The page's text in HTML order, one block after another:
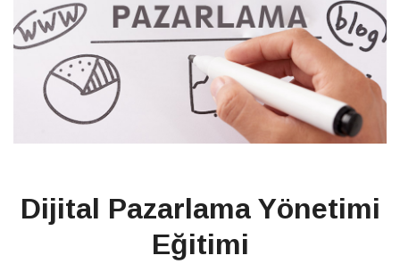
Dijital Pazarlama Yönetimi
Eğitimi